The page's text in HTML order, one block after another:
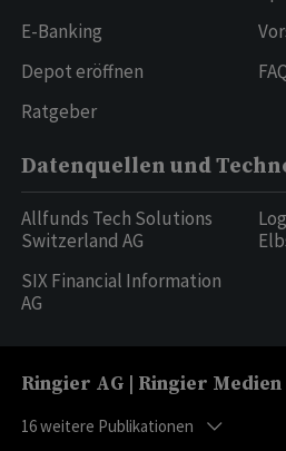
E-Banking
Depot eröffnen
Ratgeber
Datenquellen und
Allfunds Tech Solutions
Switzerland AG
SIX Financial Information
AG
Ringier AG | Ringier Medien
16weitere Publikationen